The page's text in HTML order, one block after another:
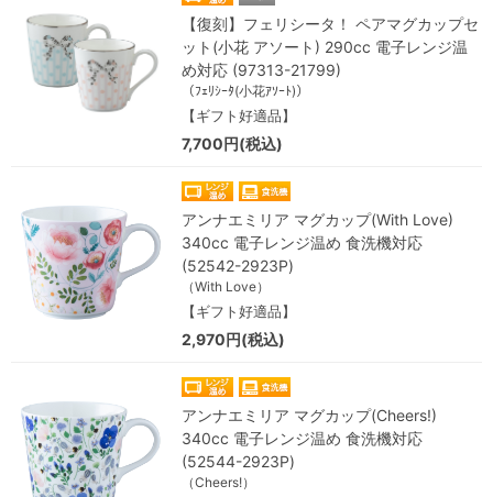
【復刻】フェリシータ！ ペアマグカップセ
ット(小花 アソート) 290cc 電子レンジ温
め対応 (97313-21799)
（ﾌｪﾘｼｰﾀ(小花ｱｿｰﾄ)）
【ギフト好適品】
7,700円(税込)
アンナエミリア マグカップ(With Love)
340cc 電子レンジ温め 食洗機対応
(52542-2923P)
（With Love）
【ギフト好適品】
2,970円(税込)
アンナエミリア マグカップ(Cheers!)
340cc 電子レンジ温め 食洗機対応
(52544-2923P)
（Cheers!）